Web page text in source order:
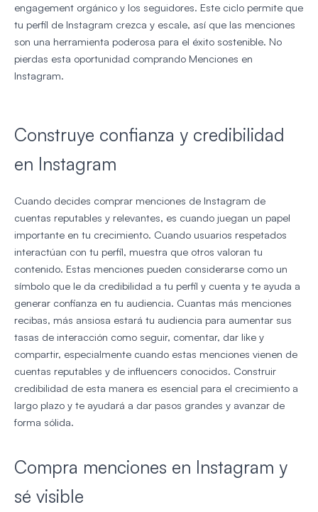
engagement orgánico y los seguidores. Este ciclo permite que
tu perfil de Instagram crezca y escale, así que las menciones
son una herramienta poderosa para el éxito sostenible. No
pierdas esta oportunidad comprando Menciones en
Instagram.
Construye confianza y credibilidad
en Instagram
Cuando decides comprar menciones de Instagram de
cuentas reputables y relevantes, es cuando juegan un papel
importante en tu crecimiento. Cuando usuarios respetados
interactúan con tu perfil, muestra que otros valoran tu
contenido. Estas menciones pueden considerarse como un
símbolo que le da credibilidad a tu perfil y cuenta y te ayuda a
generar confianza en tu audiencia. Cuantas más menciones
recibas, más ansiosa estará tu audiencia para aumentar sus
tasas de interacción como seguir, comentar, dar like y
compartir, especialmente cuando estas menciones vienen de
cuentas reputables y de influencers conocidos. Construir
credibilidad de esta manera es esencial para el crecimiento a
largo plazo y te ayudará a dar pasos grandes y avanzar de
forma sólida.
Compra menciones en Instagram y
sé visible